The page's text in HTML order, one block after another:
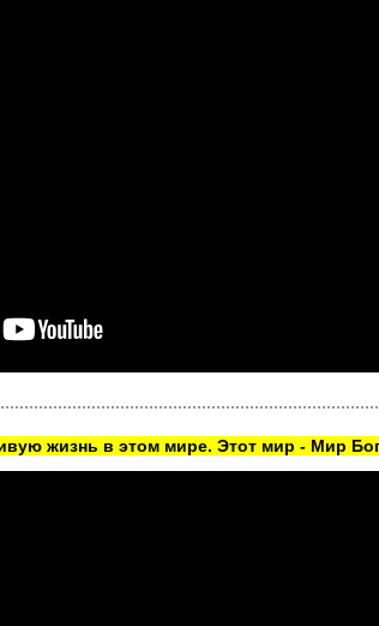
жизнь в этом мире. Этот мир - Мир